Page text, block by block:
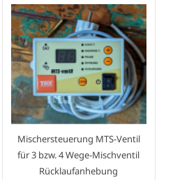
Mischersteuerung MTS-Ventil
für 3 bzw. 4 Wege-Mischventil
Rücklaufanhebung